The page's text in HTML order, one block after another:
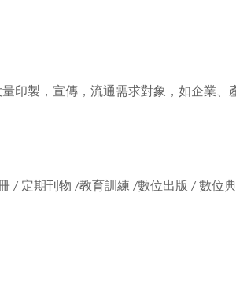
印製，宣傳，流通需求對象，如企業、
/ 定期刊物 /教育訓練 /數位出版 / 數位